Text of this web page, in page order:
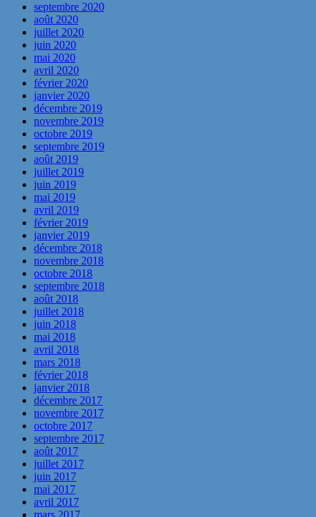
septembre 2020
août 2020
juillet 2020
juin 2020
mai 2020
avril 2020
février 2020
janvier 2020
décembre 2019
novembre 2019
octobre 2019
septembre 2019
août 2019
juillet 2019
juin 2019
mai 2019
avril 2019
février 2019
janvier 2019
décembre 2018
novembre 2018
octobre 2018
septembre 2018
août 2018
juillet 2018
juin 2018
mai 2018
avril 2018
mars 2018
février 2018
janvier 2018
décembre 2017
novembre 2017
octobre 2017
septembre 2017
août 2017
juillet 2017
juin 2017
mai 2017
avril 2017
mars 2017